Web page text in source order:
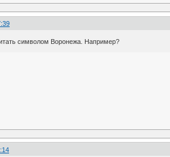
символом Воронежа. Например?